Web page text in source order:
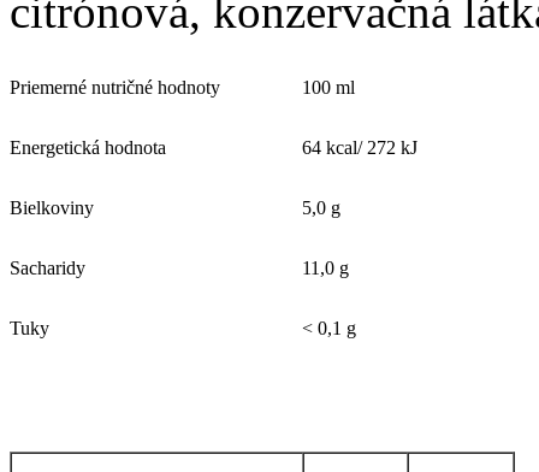
citrónová, konzervačná
Priemerné nutričné hodnoty 100 ml
Energetická hodnota 64 kcal/ 272 kJ
Bielkoviny 5,0 g
Sacharidy 11,0 g
Tuky < 0,1 g